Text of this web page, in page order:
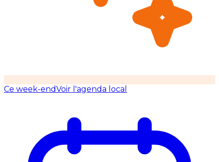
Ce week-endVoir l'agenda local